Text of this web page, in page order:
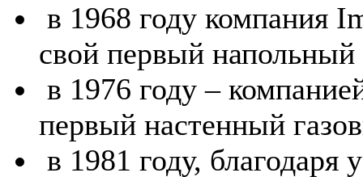
в 1968 году компания
свой первый напольный
в 1976 году –
первый настенный
в 1981 году, благодаря